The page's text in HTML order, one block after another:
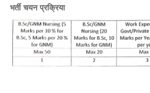
भर्ती चयन प्रक्रिया